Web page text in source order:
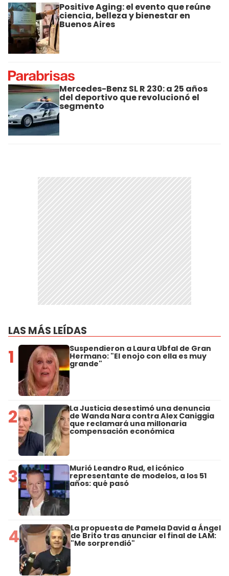
Positive Aging: el evento que reúne
ciencia, belleza y bienestar en
Buenos Aires
Mercedes-Benz SL R 230: a 25 años
del deportivo que revolucionó el
segmento
LAS MÁS LEÍDAS
1 Suspendieron a Laura Ubfal de Gran
Hermano: "El enojo con ella es muy
grande"
2 La Justicia desestimó una denuncia
de Wanda Nara contra Alex Caniggia
que reclamará una millonaria
compensación económica
3 Murió Leandro Rud, el icónico
representante de modelos, a los 51
años: qué pasó
4 La propuesta de Pamela David a Ángel
de Brito tras anunciar el final de LAM:
"Me sorprendió"